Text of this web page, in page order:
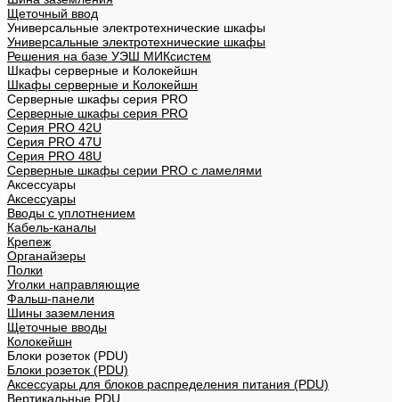
Щеточный ввод
Универсальные электротехнические шкафы
Универсальные электротехнические шкафы
Решения на базе УЭШ МИКсистем
Шкафы серверные и Колокейшн
Шкафы серверные и Колокейшн
Серверные шкафы серия PRO
Серверные шкафы серия PRO
Серия PRO 42U
Серия PRO 47U
Серия PRO 48U
Серверные шкафы серии PRO с ламелями
Аксессуары
Аксессуары
Вводы с уплотнением
Кабель-каналы
Крепеж
Органайзеры
Полки
Уголки направляющие
Фальш-панели
Шины заземления
Щеточные вводы
Колокейшн
Блоки розеток (PDU)
Блоки розеток (PDU)
Аксессуары для блоков распределения питания (PDU)
Вертикальные PDU